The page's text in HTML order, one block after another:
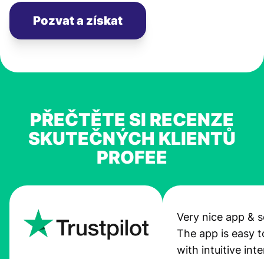
Pozvat a získat
PŘEČTĚTE SI RECENZE
SKUTEČNÝCH KLIENTŮ
PROFEE
Very nice app &
The app is easy
with intuitive